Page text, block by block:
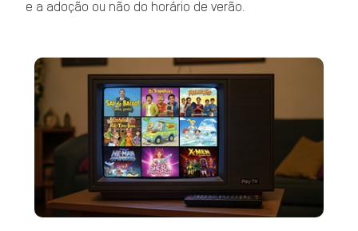
e a adoção ou não do horário de verão.